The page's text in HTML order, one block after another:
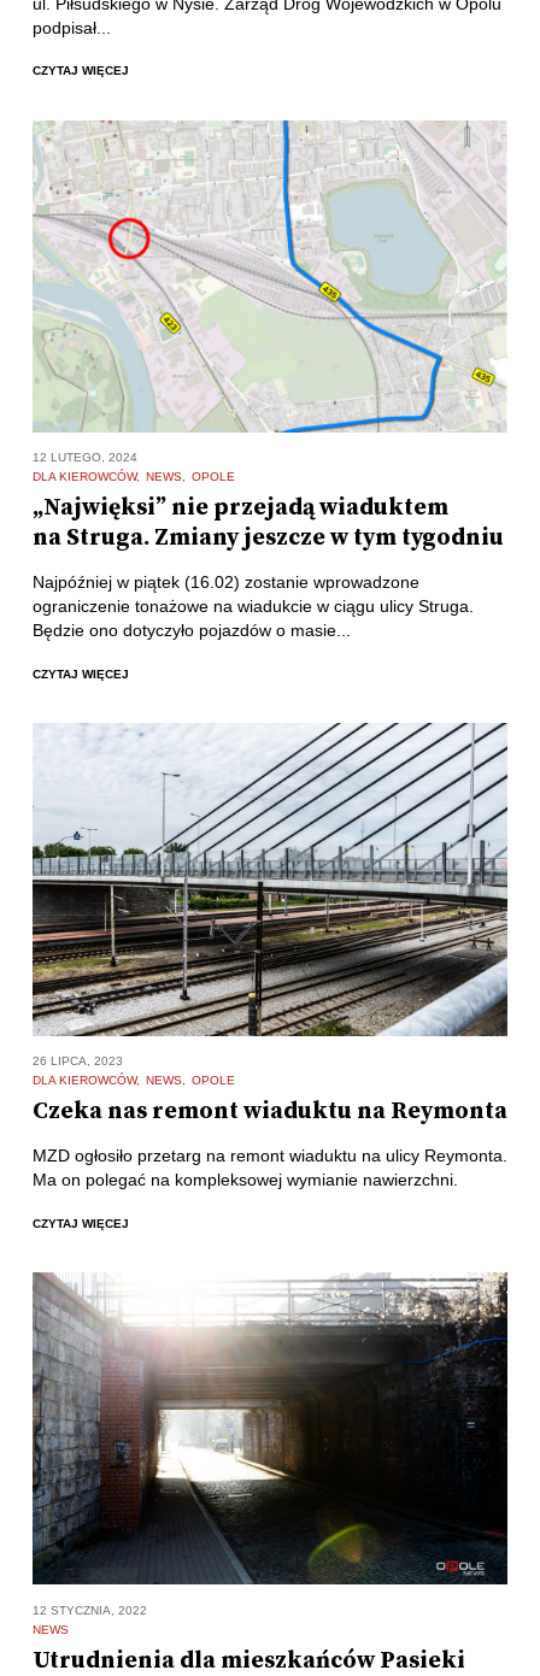
podpisał...
CZYTAJ WIĘCEJ
12 LUTEGO, 2024
DLA KIEROWCÓW
NEWS OPOLE
„Najwięksi” nie przejadą wiaduktem
na Struga. Zmiany jeszcze w tym tygodniu
Najpóźniej w piątek (16.02) zostanie wprowadzone
ograniczenie tonażowe na wiadukcie w ciągu ulicy Struga.
Będzie ono dotyczyło pojazdów o masie...
CZYTAJ WIĘCEJ
26 LIPCA, 2023
DLA KIEROWCÓW
NEWS OPOLE
Czeka nas remont wiaduktu na Reymonta
MZD ogłosiło przetarg na remont wiaduktu na ulicy Reymonta.
Ma on polegać na kompleksowej wymianie nawierzchni.
CZYTAJ WIĘCEJ
12 STYCZNIA, 2022
NEWS
Utrudnienia dla mieszkańców Pasieki